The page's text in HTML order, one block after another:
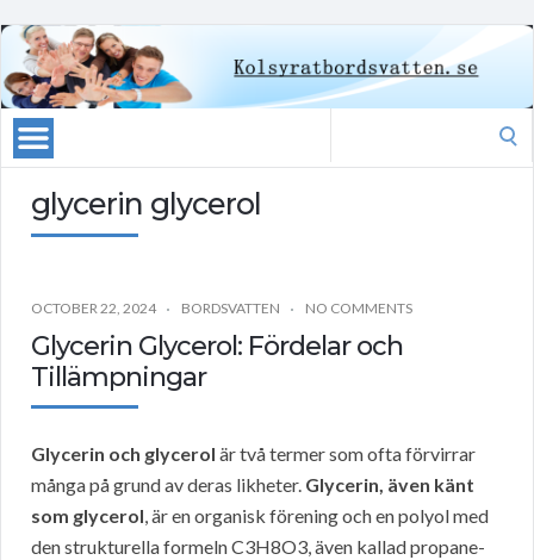
glycerin glycerol
OCTOBER 22, 2024 BORDSVATTEN NO COMMENTS
Glycerin Glycerol: Fördelar och
Tillämpningar
Glycerin och glycerol är två termer som ofta förvirrar
många på grund av deras likheter. Glycerin, även känt
som glycerol, är en organisk förening och en polyol med
den strukturella formeln C3H8O3, även kallad propane-